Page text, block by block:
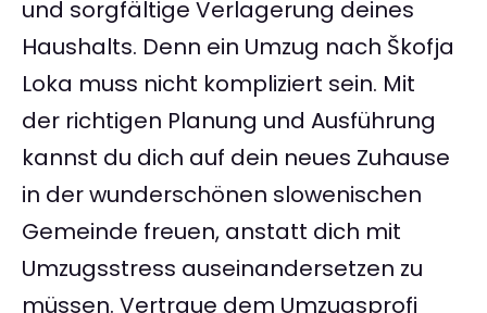
und sorgfältige Verlagerung deines
Haushalts. Denn ein Umzug nach Škofja
Loka muss nicht kompliziert sein. Mit
der richtigen Planung und Ausführung
kannst du dich auf dein neues Zuhause
in der wunderschönen slowenischen
Gemeinde freuen, anstatt dich mit
Umzugsstress auseinandersetzen zu
müssen. Vertraue dem Umzugsprofi